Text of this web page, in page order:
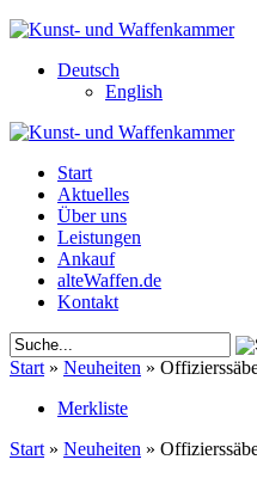
Deutsch
English
Start
Aktuelles
Über uns
Leistungen
Ankauf
alteWaffen.de
Kontakt
Start » Neuheiten »
Merkliste
Start » Neuheiten »